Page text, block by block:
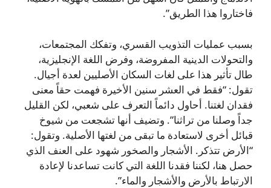
فاختاروا هذا الطريق”.
بسبب عمليات التذويب القسري، وتفكك المجتمعات،
والتحولات الدينية المفروضة، وفرض اللغة الإنجليزية،
طال تأثير هذا على لغات السكان الأصليين لعدة أجيال.
تقول: “فقط في العشر سنين الأخيرة فهمت حقاً معنى
فقدان لغتنا. أحاول دائماً التعرف على شعبي، لكن القليل
جداً وصلنا من تراثنا”. وتضيف أنها تشجعت من شيوخ
قبائل أخرى لاستعادة ما تبقى من لغتها الأصلية. وتقول:
“الأرض تتذكر. الأشجار والصخور شهود على العنف الذي
حصل هنا، لكننا فقدنا اللغة التي كانت تساعدنا لإعادة
الارتباط بالأرض والأشجار والماء”.